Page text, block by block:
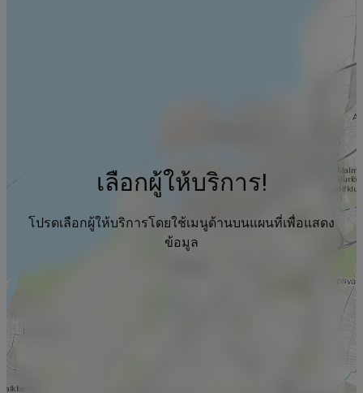
เลือกผู้ให้บริการ!
โปรดเลือกผู้ให้บริการโดยใช้เมนูด้านบนแผนที่เพื่อแสดง
ข้อมูล